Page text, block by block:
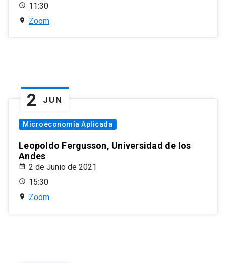
11:30
Zoom
2 JUN
Microeconomía Aplicada
Leopoldo Fergusson, Universidad de los
Andes
2 de Junio de 2021
15:30
Zoom